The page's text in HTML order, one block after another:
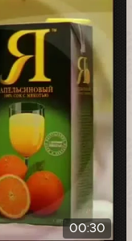
00:30